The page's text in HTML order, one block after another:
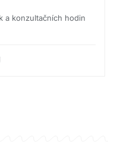
a konzultačních hodin